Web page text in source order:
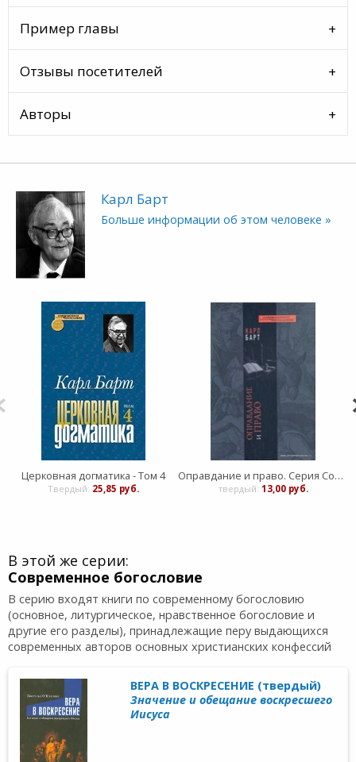
Пример главы
Отзывы посетителей
Авторы
Карл Барт
Больше информации об этом человеке »
Церковная догматика - Том 4
Твердый: 25,85 руб.
Оправдание и право. Серия Современное богословие
твердый: 13,00 руб.
В этой же серии:
Современное богословие
В серию входят книги по современному богословию
(основное, литургическое, нравственное богословие и
другие его разделы), принадлежащие перу выдающихся
современных авторов основных христианских конфессий
ВЕРА В ВОСКРЕСЕНИЕ (твердый)
Значение и обещание воскресшего
Иисуса